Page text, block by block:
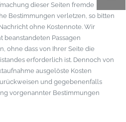
dieser Seiten fremde
Bestimmungen verletzen, so bitten
ohne Kostennote. Wir
beanstandeten Passagen
ohne dass von Ihrer Seite die
erforderlich ist. Dennoch von
ausgelöste Kosten
und gegebenenfalls
vorgenannter Bestimmungen